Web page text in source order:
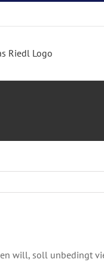
will, soll unbedingt